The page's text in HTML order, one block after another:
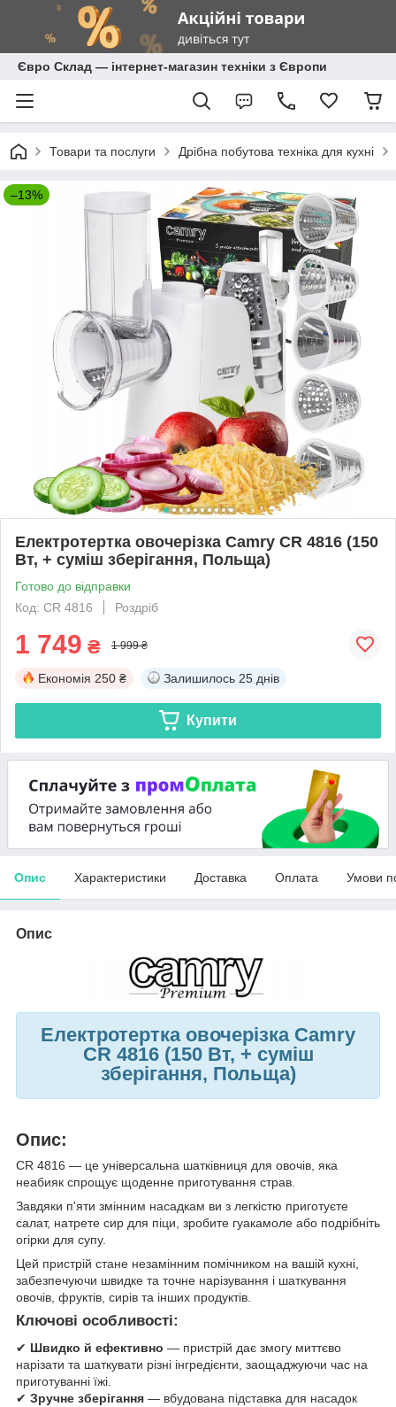
Євро Склад — інтернет-магазин техніки з Європи
Товари та послуги Дрібна побутова техніка для кухні
–13%
Електротертка овочерізка Camry CR 4816 (150
Вт, + суміш зберігання, Польща)
Готово до відправки
Код: CR 4816
Роздріб
1 749 ₴ 1 999 ₴
Економія 250 ₴ Залишилось 25 днів
Купити
Опис Характеристики Доставка Оплата Умови
Опис
Електротертка овочерізка Camry
CR 4816 (150 Вт, + суміш
зберігання, Польща)
Опис:
CR 4816 — це універсальна шатківниця для овочів, яка
неабияк спрощує щоденне приготування страв.
Завдяки п'яти змінним насадкам ви з легкістю приготуєте
салат, натрете сир для піци, зробите гуакамоле або подрібніть
огірки для супу.
Цей пристрій стане незамінним помічником на вашій кухні,
забезпечуючи швидке та точне нарізування і шаткування
овочів, фруктів, сирів та інших продуктів.
Ключові особливості:
✔ Швидко й ефективно — пристрій дає змогу миттєво
нарізати та шаткувати різні інгредієнти, заощаджуючи час на
приготуванні їжі.
✔ Зручне зберігання — вбудована підставка для насадок